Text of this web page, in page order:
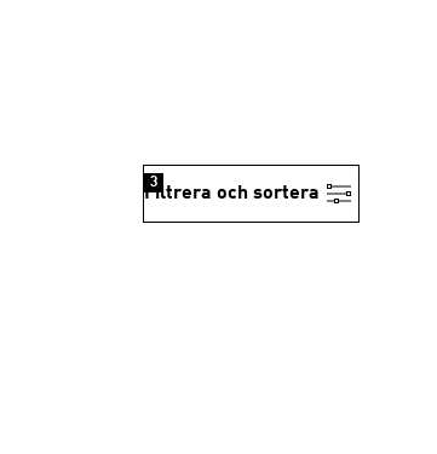
Filtrera och sortera
3